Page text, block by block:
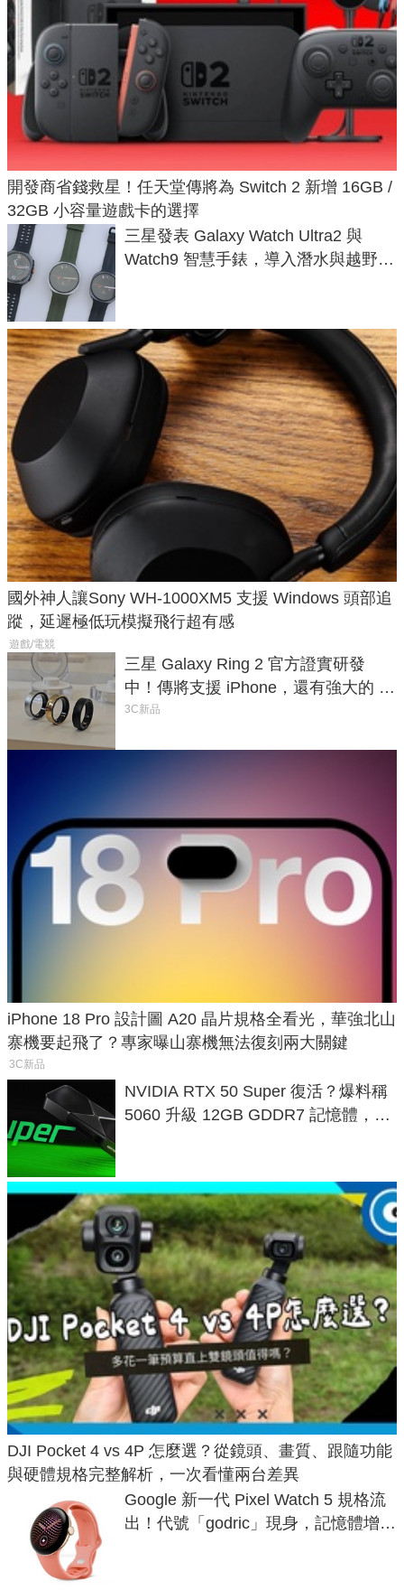
開發商省錢救星！任天堂傳將為 Switch 2 新增 16GB /
32GB 小容量遊戲卡的選擇
三星發表 Galaxy Watch Ultra2 與
Watch9 智慧手錶，導入潛水與越野跑
國外神人讓Sony WH-1000XM5 支援 Windows 頭部追
蹤，延遲極低玩模擬飛行超有感
遊戲/電競
三星 Galaxy Ring 2 官方證實研發
中！傳將支援 iPhone，還有強大的 AI
與智慧家電連動功能
3C新品
iPhone 18 Pro 設計圖 A20 晶片規格全看光，華強北山
寨機要起飛了？專家曝山寨機無法復刻兩大關鍵
3C新品
NVIDIA RTX 50 Super 復活？爆料稱
5060 升級 12GB GDDR7 記憶體，這
DJI Pocket 4 vs 4P 怎麼選？從鏡頭、畫質、跟隨功能
與硬體規格完整解析，一次看懂兩台差異
Google 新一代 Pixel Watch 5 規格流
出！代號「godric」現身，記憶體增強